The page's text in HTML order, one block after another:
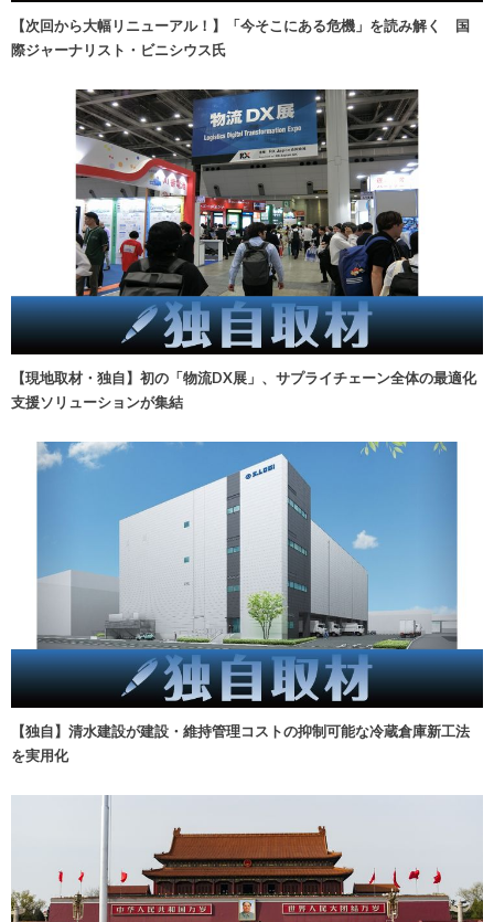
【次回から大幅リニューアル！】「今そこにある危機」を読み解く 国
際ジャーナリスト・ビニシウス氏
【現地取材・独自】初の「物流DX展」、サプライチェーン全体の最適化
支援ソリューションが集結
【独自】清水建設が建設・維持管理コストの抑制可能な冷蔵倉庫新工法
を実用化